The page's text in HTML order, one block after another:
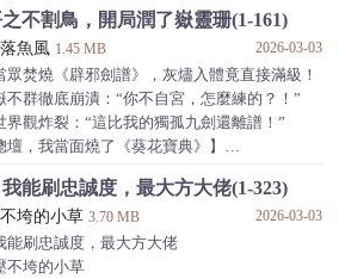
:《什麼，我要去和搖光爭奪聖子》
不割鳥，開局潤了嶽靈珊(1-161)
魚風 1.45 MB 2026-03-03
眾焚燒《辟邪劍譜》，灰燼入體竟直接滿級！
不群徹底崩潰：“你不自宮，怎麼練的？！”
界觀炸裂：“這比我的獨孤九劍還離譜！”
壇，我當面燒了《葵花寶典》】
星大法差點反噬：“這小子……把神功當柴
從棋子變真愛）：“小林子你慢點，我爹還在
能刷忠誠度，最大方大佬(1-323)
垮的小草 3.70 MB 2026-03-03
能刷忠誠度，最大方大佬
不垮的小草